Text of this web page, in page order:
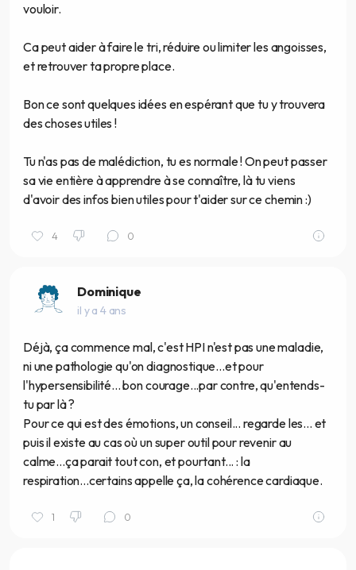
vouloir.
Ca peut aider à faire le tri, réduire ou limiter les angoisses,
et retrouver ta propre place.
Bon ce sont quelques idées en espérant que tu y trouvera
des choses utiles !
Tu n'as pas de malédiction, tu es normale ! On peut passer
sa vie entière à apprendre à se connaître, là tu viens
d'avoir des infos bien utiles pour t'aider sur ce chemin :)
4 0
Dominique
il y a 4 ans
Déjà, ça commence mal, c'est HPI n'est pas une maladie,
ni une pathologie qu'on diagnostique...et pour
l'hypersensibilité... bon courage...par contre, qu'entends-
tu par là ?
Pour ce qui est des émotions, un conseil... regarde les... et
puis il existe au cas où un super outil pour revenir au
calme...ça parait tout con, et pourtant... : la
respiration...certains appelle ça, la cohérence cardiaque.
1 0